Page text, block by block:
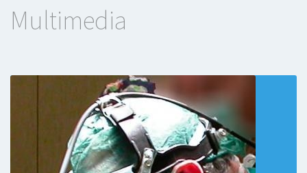
state esemplari. Mi ritengo molto fortunato a
ad essere stato affidato alle Sue cure. Un
Paziente
Multimedia